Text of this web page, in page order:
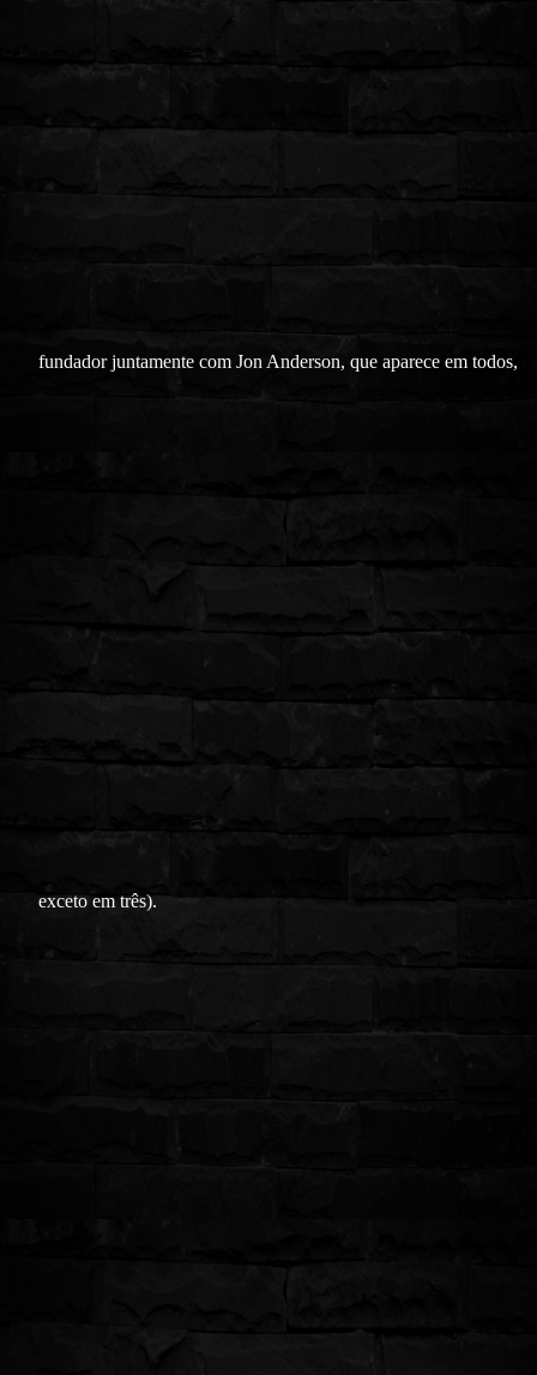
fundador juntamente com Jon Anderson, que aparece em todos,
exceto em três).